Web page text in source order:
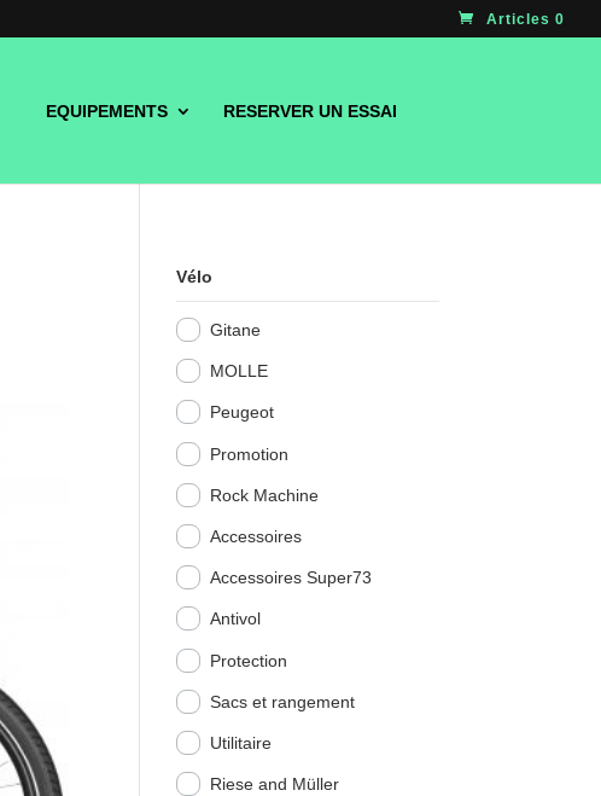
Articles 0
EQUIPEMENTS RESERVER UN ESSAI
Vélo
Gitane
MOLLE
Peugeot
Promotion
Rock Machine
Accessoires
Accessoires Super73
Antivol
Protection
Sacs et rangement
Utilitaire
Riese and Müller